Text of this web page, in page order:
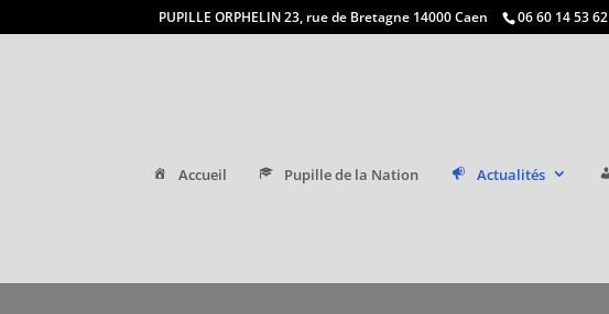
PUPILLE ORPHELIN 23, rue de Bretagne 14000 Caen 06 60 14 53 62
Accueil Pupille de la Nation Actualités